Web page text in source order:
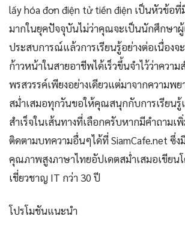
lấy hóa đơn điện tử tiền điện เป็นหัวข้อ
มากในยุคปัจจุบันไม่ว่าคุณจะเป็นนักศึกษา
ประสบการณ์แล้วการเรียนรู้อย่างต่อเนื่องจ
ก้าวหน้าในสายอาชีพได้เร็วขึ้นจำไว้ว่าความ
พรสวรรค์เพียงอย่างเดียวแต่มาจากความพย
สม่ำเสมอทุกวันขอให้คุณสนุกกับการเรียน
สำเร็จในเส้นทางที่เลือกครับหากมีคำถามเ
ติดตามบทความอื่นๆได้ที่ SiamCafe.net ซึ่ง
คุณภาพสูงภาษาไทยอัปเดตสม่ำเสมอเขียน
เชี่ยวชาญ IT กว่า 30 ปี
โปรโมชันแนะนำ